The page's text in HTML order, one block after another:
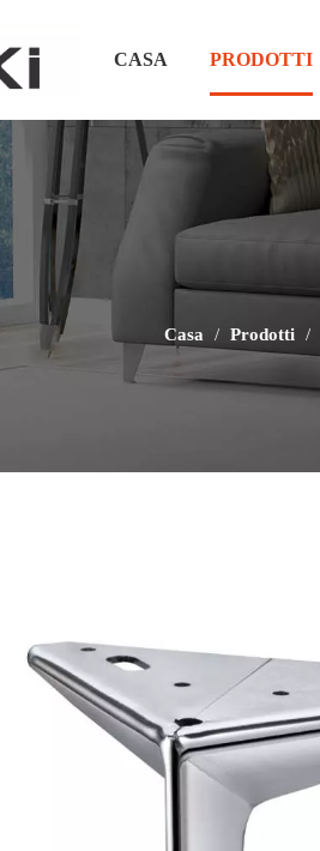
CASA PRODOTTI
Casa / Prodotti /